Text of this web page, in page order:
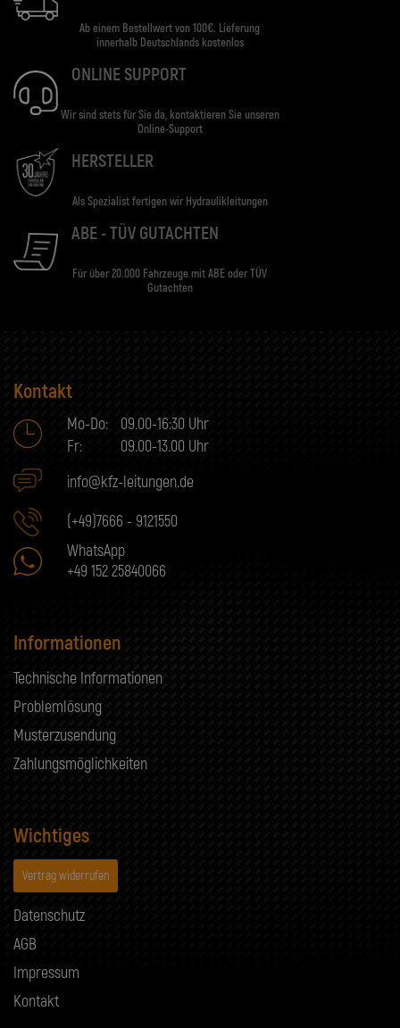
Ab einem Bestellwert von 100€. Lieferung
innerhalb Deutschlands kostenlos
ONLINE SUPPORT
Wir sind stets für Sie da, kontaktieren Sie unseren
Online-Support
HERSTELLER
Als Spezialist fertigen wir Hydraulikleitungen
ABE - TÜV GUTACHTEN
Für über 20.000 Fahrzeuge mit ABE oder TÜV
Gutachten
Kontakt
Mo-Do:
09.00-16:30 Uhr
Fr:
09.00-13.00 Uhr
info@kfz-leitungen.de
(+49)7666 - 9121550
WhatsApp
+49 152 25840066
Informationen
Technische Informationen
Problemlösung
Musterzusendung
Zahlungsmöglichkeiten
Wichtiges
Vertrag widerrufen
Datenschutz
AGB
Impressum
Kontakt